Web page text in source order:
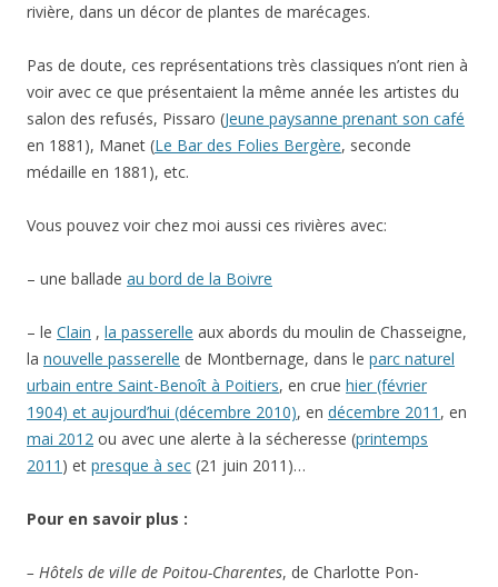
rivière, dans un décor de plantes de marécages.
Pas de doute, ces représentations très classiques n’ont rien à
voir avec ce que présentaient la même année les artistes du
salon des refusés, Pissaro (Jeune paysanne prenant son café
en 1881), Manet (Le Bar des Folies Bergère, seconde
médaille en 1881), etc.
Vous pouvez voir chez moi aussi ces rivières avec:
– une ballade au bord de la Boivre
– le Clain , la passerelle aux abords du moulin de Chasseigne,
la nouvelle passerelle de Montbernage, dans le parc naturel
urbain entre Saint-Benoît à Poitiers, en crue hier (février
1904) et aujourd’hui (décembre 2010), en décembre 2011 , en
mai 2012 ou avec une alerte à la sécheresse (printemps
2011 ) et presque à sec (21 juin 2011)…
Pour en savoir plus :
– Hôtels de ville de Poitou-Charentes, de Charlotte Pon-